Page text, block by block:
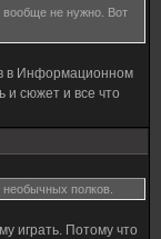
вообще не нужно. Вот
в Информационном
и сюжет и все что
полков.
играть. Потому что